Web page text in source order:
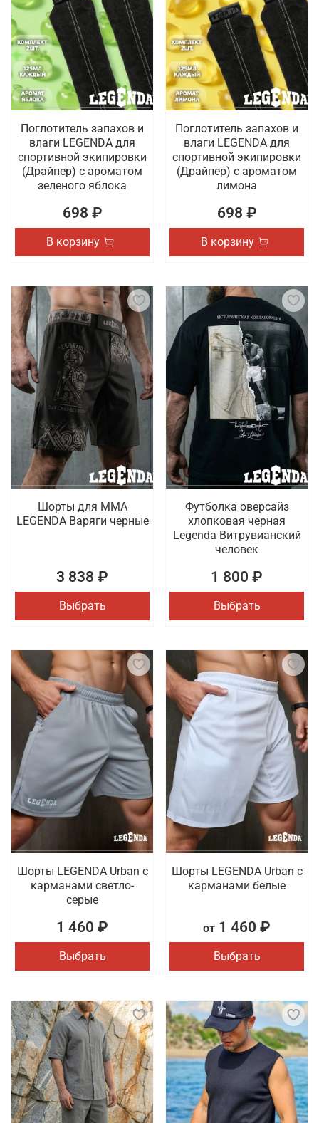
Поглотитель запахов и
влаги LEGENDA для
спортивной экипировки
(Драйпер) с ароматом
зеленого яблока
698 ₽
В корзину
Поглотитель запахов и
влаги LEGENDA для
спортивной экипировки
(Драйпер) с ароматом
лимона
698 ₽
В корзину
Шорты для MMA
LEGENDA Варяги черные
3 838 ₽
Выбрать
Футболка оверсайз
хлопковая черная
Legenda Витрувианский
человек
1 800 ₽
Выбрать
Шорты LEGENDA Urban c
карманами светло-
серые
1 460 ₽
Выбрать
Шорты LEGENDA Urban c
карманами белые
от 1 460 ₽
Выбрать